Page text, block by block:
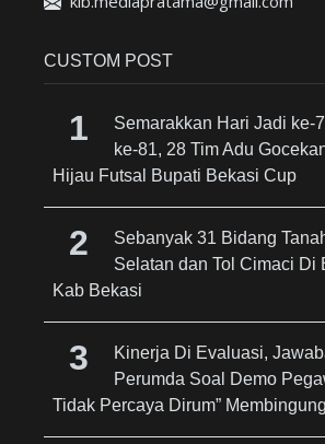
CUSTOM POST
Semarakkan Hari Jadi ke-
ke-81, 28 Tim Adu
Hijau Futsal Bupati Bekasi Cup
Sebanyak 31 Bidang
Selatan dan Tol Cimaci Di
Kab Bekasi
Kinerja Di Evaluasi,
Perumda Soal Demo
Tidak Percaya Dirum”